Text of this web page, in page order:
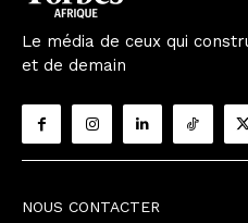
Le média de ceux qui
et de demain
NOUS CONTACTER